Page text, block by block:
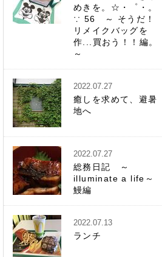
めきを。☆・゜・。
∵ 56 ～ そうだ！
リメイクバッグを
作...買おう！！編。
～
2022.07.27
癒しを求めて、避暑
地へ
2022.07.27
総務日記 ～
illuminate a life～
鰻編
2022.07.13
ランチ